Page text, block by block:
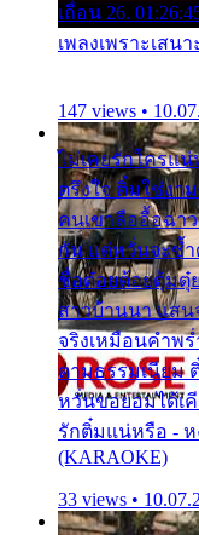
เถื่อน 26.
เพลงเพราะเสน
147 views •
ไม่เคยรักใครแ
ตรึงใจ ติ๋มใช่งา
คนเขาลืออื้อฉา
กัน แต่หวั่นจะช้
ชื่อต๋อยต้อยตุ้มตุ๋
สาวบ้านนา แส
จริงเหมือนคำพ
ตามธรรมเนียม
หวั่นขอยอมได้เคี
รักติ๋มแน่หรือ -
(KARAOKE)
33 views •